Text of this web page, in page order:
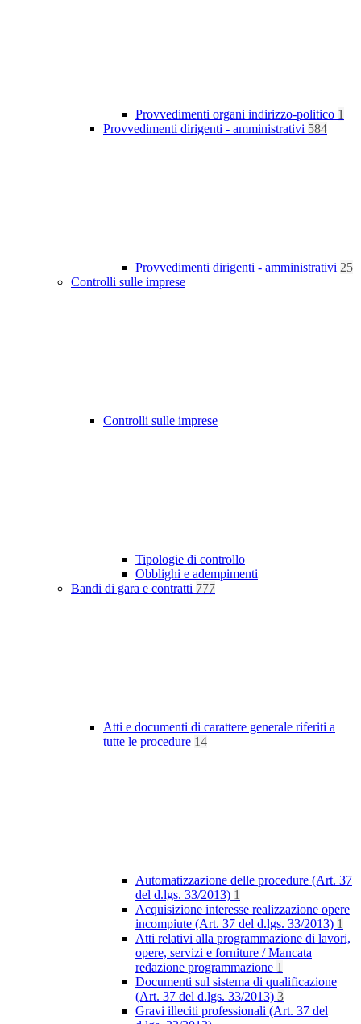
Provvedimenti organi indirizzo-politico 1
Provvedimenti dirigenti - amministrativi 584
Provvedimenti dirigenti - amministrativi 25
Controlli sulle imprese
Controlli sulle imprese
Tipologie di controllo
Obblighi e adempimenti
Bandi di gara e contratti 777
Atti e documenti di carattere generale riferiti a
tutte le procedure 14
Automatizzazione delle procedure (Art. 37
del d.lgs. 33/2013) 1
Acquisizione interesse realizzazione opere
incompiute (Art. 37 del d.lgs. 33/2013) 1
Atti relativi alla programmazione di lavori,
opere, servizi e forniture / Mancata
redazione programmazione 1
Documenti sul sistema di qualificazione
(Art. 37 del d.lgs. 33/2013) 3
Gravi illeciti professionali (Art. 37 del